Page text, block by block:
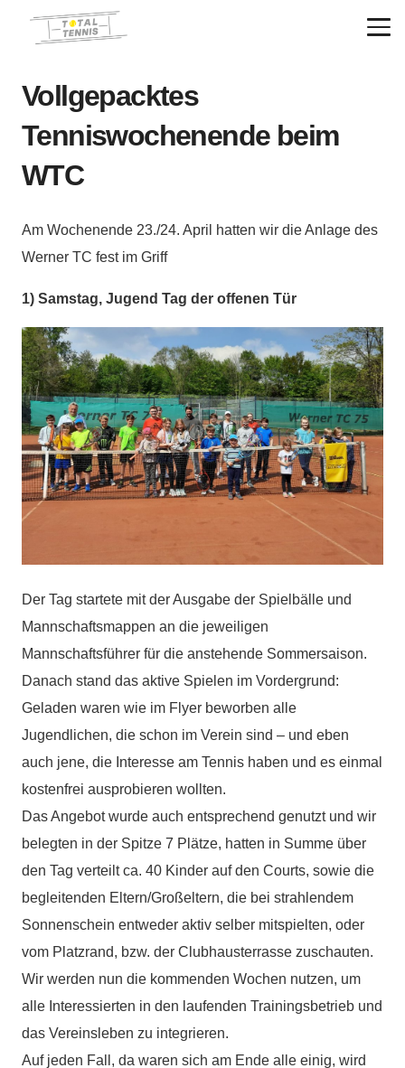
Vollgepacktes
Tenniswochenende beim
WTC
Am Wochenende 23./24. April hatten wir die Anlage des
Werner TC fest im Griff
1) Samstag, Jugend Tag der offenen Tür
Der Tag startete mit der Ausgabe der Spielbälle und
Mannschaftsmappen an die jeweiligen
Mannschaftsführer für die anstehende Sommersaison.
Danach stand das aktive Spielen im Vordergrund:
Geladen waren wie im Flyer beworben alle
Jugendlichen, die schon im Verein sind – und eben
auch jene, die Interesse am Tennis haben und es einmal
kostenfrei ausprobieren wollten.
Das Angebot wurde auch entsprechend genutzt und wir
belegten in der Spitze 7 Plätze, hatten in Summe über
den Tag verteilt ca. 40 Kinder auf den Courts, sowie die
begleitenden Eltern/Großeltern, die bei strahlendem
Sonnenschein entweder aktiv selber mitspielten, oder
vom Platzrand, bzw. der Clubhausterrasse zuschauten.
Wir werden nun die kommenden Wochen nutzen, um
alle Interessierten in den laufenden Trainingsbetrieb und
das Vereinsleben zu integrieren.
Auf jeden Fall, da waren sich am Ende alle einig, wird